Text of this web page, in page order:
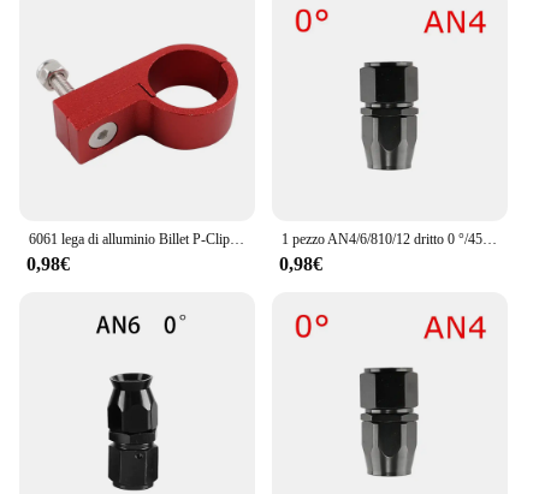
6061 lega di alluminio Billet P-Clip fascetta stringitubo 0.74 "19mm ID per tubo intrecciato in acciaio AN8 o tubo in PTFE AN10
0,98€
1 pezzo AN4/6/810/12 dritto 0 °/45 °/90 °/180 gradi in alluminio girevole tubo terminale adattatore olio combustibile linea NPT spina nera
0,98€